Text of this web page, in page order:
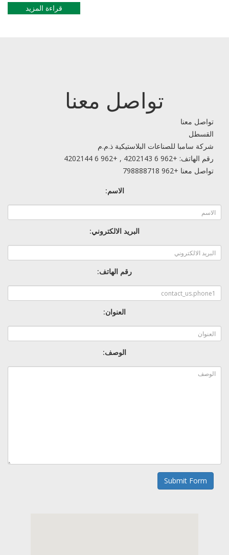
قراءة المزيد
تواصل معنا
تواصل معنا
القسطل
شركة سامبا للصناعات البلاستيكية ذ.م.م
رقم الهاتف: +962 6 4202143 , +962 6 4202144
تواصل معنا +962 798888718
الاسم:
البريد الالكتروني:
رقم الهاتف:
العنوان:
الوصف:
Submit Form